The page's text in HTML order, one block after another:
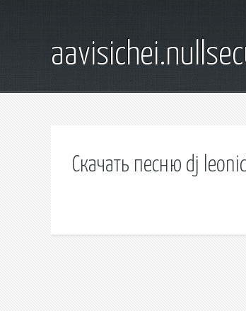
Скачать песню dj